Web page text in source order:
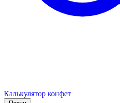
Калькулятор конфет